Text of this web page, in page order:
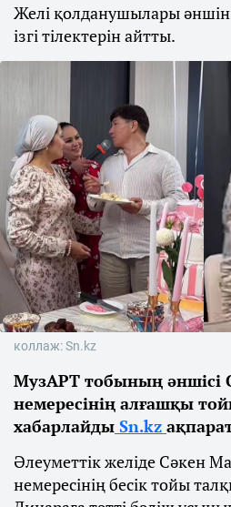
Желі қолданушылары
ізгі тілектерін айтты.
коллаж: Sn.kz
МузАРТ тобының әншісі
немересінің алғашқы
хабарлайды Sn.kz
Әлеуметтік желіде Сәкен
немересінің бесік тойы